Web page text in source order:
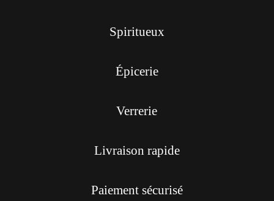
Spiritueux
Épicerie
Verrerie
Livraison rapide
Paiement sécurisé